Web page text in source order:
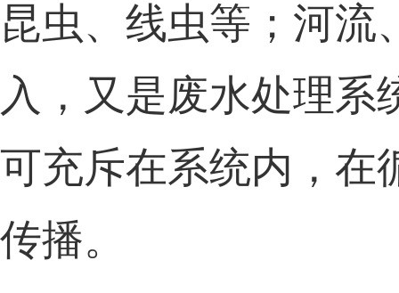
昆虫、线虫等 ； 河流
入，又是废水处理系
可充斥在系统内，在
传播。